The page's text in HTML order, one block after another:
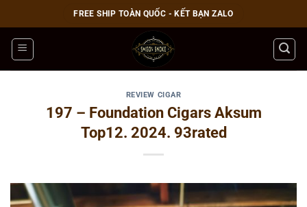
qua
nội
dung
FREE SHIP TOÀN QUỐC - KẾT BẠN ZALO
REVIEW CIGAR
197 – Foundation Cigars Aksum
Top12. 2024. 93rated